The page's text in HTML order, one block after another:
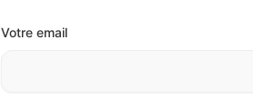
Votre email